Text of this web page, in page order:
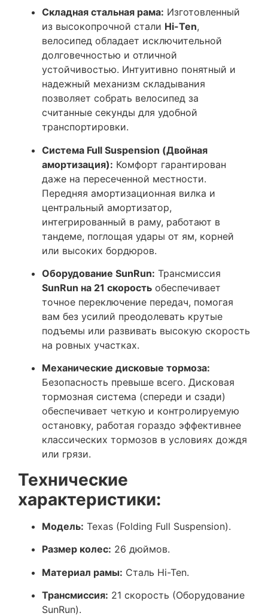
Складная стальная рама: Изготовленный
из высокопрочной стали Hi-Ten,
велосипед обладает исключительной
долговечностью и отличной
устойчивостью. Интуитивно понятный и
надежный механизм складывания
позволяет собрать велосипед за
считанные секунды для удобной
транспортировки.
Система Full Suspension (Двойная
амортизация): Комфорт гарантирован
даже на пересеченной местности.
Передняя амортизационная вилка и
центральный амортизатор,
интегрированный в раму, работают в
тандеме, поглощая удары от ям, корней
или высоких бордюров.
Оборудование SunRun: Трансмиссия
SunRun на 21 скорость обеспечивает
точное переключение передач, помогая
вам без усилий преодолевать крутые
подъемы или развивать высокую скорость
на ровных участках.
Механические дисковые тормоза:
Безопасность превыше всего. Дисковая
тормозная система (спереди и сзади)
обеспечивает четкую и контролируемую
остановку, работая гораздо эффективнее
классических тормозов в условиях дождя
или грязи.
Технические
характеристики:
Модель: Texas (Folding Full Suspension).
Размер колес: 26 дюймов.
Материал рамы: Сталь Hi-Ten.
Трансмиссия: 21 скорость (Оборудование
SunRun).